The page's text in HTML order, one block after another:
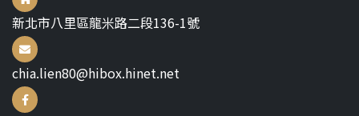
新北市八里區龍米路二段136-1號
chia.lien80@hibox.hinet.net